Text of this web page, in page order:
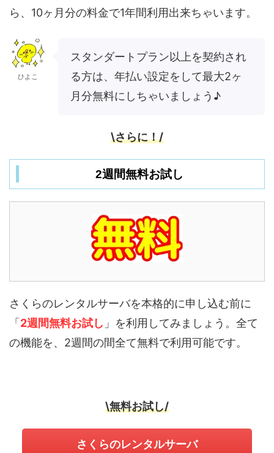
ら、10ヶ月分の料金で1年間利用出来ちゃいます。
ひよこ
スタンダートプラン以上を契約され
る方は、年払い設定をして最大2ヶ
月分無料にしちゃいましょう♪
\さらに！/
2週間無料お試し
さくらのレンタルサーバを本格的に申し込む前に
「2週間無料お試し 」を利用してみましょう。全て
の機能を、2週間の間全て無料で利用可能です。
\無料お試し/
さくらのレンタルサーバ